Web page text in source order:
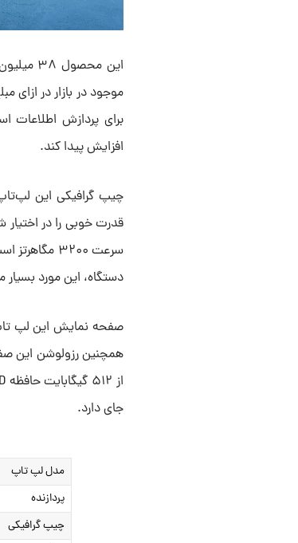
این
افزایش پیدا کند.
سرعت ۳۲۰۰
دستگاه، این مورد
جای دارد.
مدل لپ تاپ
پردازنده
چیپ گرافیکی